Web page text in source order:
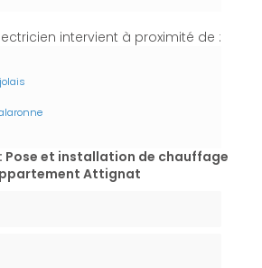
intervient à proximité de :
et installation de chauffage
Attignat